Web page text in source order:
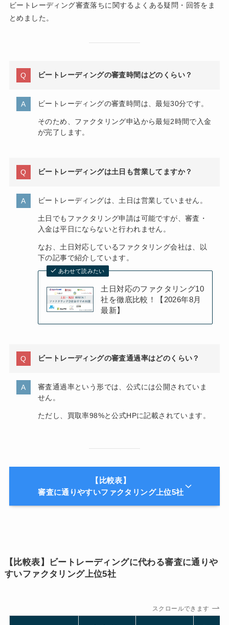
ビートレーディング審査落ちに関するよくある疑問・回答をま
とめました。
ビートレーディングの審査時間はどのくらい？
ビートレーディングの審査時間は、最短30分です。
そのため、ファクタリング申込から最短2時間で入金
が完了します。
ビートレーディングは土日も営業してますか？
ビートレーディングは、土日は営業していません。
土日でもファクタリング申請は可能ですが、審査・
入金は平日にならないと行われません。
なお、土日対応しているファクタリング会社は、以
下の記事で紹介しています。
あわせて読みたい
土日対応のファクタリング10
社を徹底比較！【2026年8月
最新】
ビートレーディングの審査通過率はどのくらい？
審査通過率という形では、公式には公開されていま
せん。
ただし、買取率98%と公式HPに記載されています。
【比較表】
審査に通りやすいファクタリング上位5社
【比較表】ビートレーディングに代わる審査に通りや
すいファクタリング上位5社
スクロールできます